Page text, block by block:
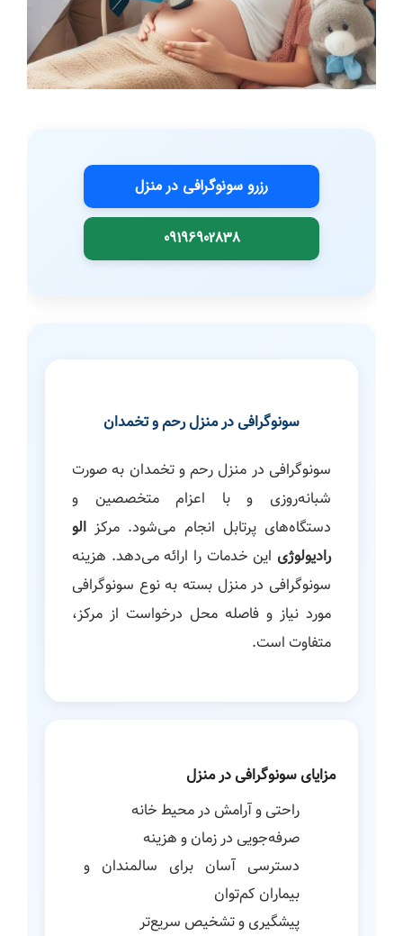
رزرو سونوگرافی در منزل
09196902838
سونوگرافی در منزل رحم و تخمدان
سونوگرافی در منزل رحم و تخمدان به صورت
شبانه‌روزی و با اعزام متخصصین و
دستگاه‌های پرتابل انجام می‌شود. مرکز الو
رادیولوژی این خدمات را ارائه می‌دهد. هزینه
سونوگرافی در منزل بسته به نوع سونوگرافی
مورد نیاز و فاصله محل درخواست از مرکز،
متفاوت است.
مزایای سونوگرافی در منزل
راحتی و آرامش در محیط خانه
صرفه‌جویی در زمان و هزینه
دسترسی آسان برای سالمندان و
بیماران کم‌توان
پیشگیری و تشخیص سریع‌تر